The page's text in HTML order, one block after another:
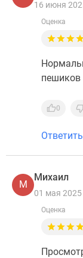
16 июня
Оценка
пешиков
0
Ответить
М
Михаил
01 мая 2025
Оценка